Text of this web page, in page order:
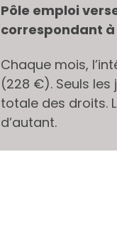
Pôle emploi
correspondant à
Chaque mois,
(228 €). Seuls
totale des droits.
d’autant.